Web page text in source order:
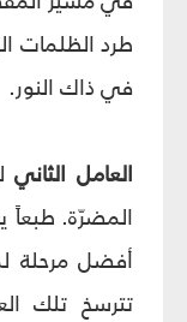
طرد الظلمات
في ذاك النور.
العامل الثاني
المضرّة. طبعاً
أفضل مرحلة
تترسخ تلك